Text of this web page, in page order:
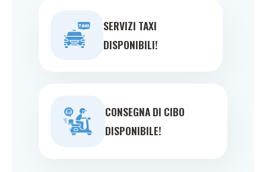
SERVIZI TAXI
DISPONIBILI!
CONSEGNA DI CIBO
DISPONIBILE!